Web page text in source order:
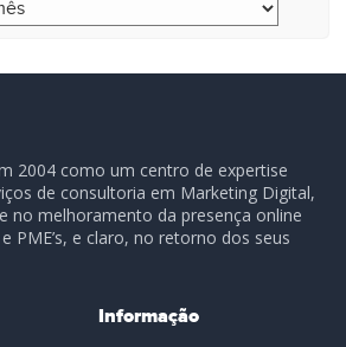
2004 como um centro de expertise
de consultoria em Marketing Digital,
no melhoramento da presença online
PME’s, e claro, no retorno dos seus
Informação